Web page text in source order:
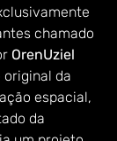
chamado
OrenUziel
da
espacial,
da